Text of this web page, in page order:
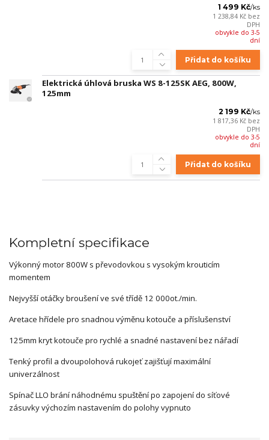
1 499 Kč/ks
1 238,84 Kč bez
DPH
obvykle do 3-5
dní
Přidat do košíku
Elektrická úhlová bruska WS 8-125SK AEG, 800W,
125mm
2 199 Kč/ks
1 817,36 Kč bez
DPH
obvykle do 3-5
dní
Přidat do košíku
Kompletní specifikace
Výkonný motor 800W s převodovkou s vysokým krouticím
momentem
Nejvyšší otáčky broušení ve své třídě 12 000ot./min.
Aretace hřídele pro snadnou výměnu kotouče a příslušenství
125mm kryt kotouče pro rychlé a snadné nastavení bez nářadí
Tenký profil a dvoupolohová rukojeť zajišťují maximální
univerzálnost
Spínač LLO brání náhodnému spuštění po zapojení do síťové
zásuvky výchozím nastavením do polohy vypnuto